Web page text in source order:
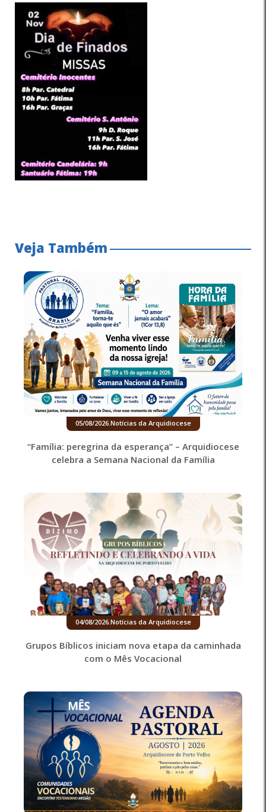
Veja Também
05/08/2026.Notícias da Arquidiocese
“Família: peregrina da esperança” – Arquidiocese
celebra a Semana Nacional da Família
04/08/2026.Notícias da Arquidiocese
Grupos Bíblicos iniciam nova etapa da caminhada
com o Mês Vocacional